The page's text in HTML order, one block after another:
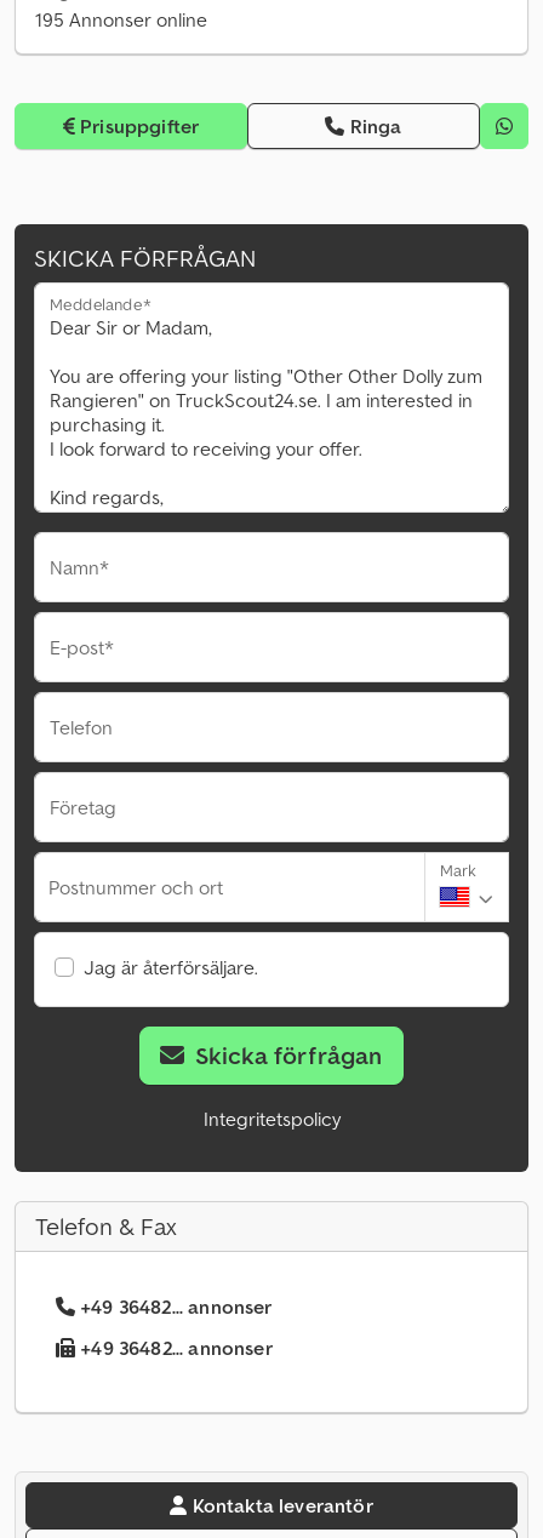
195 Annonser online
Prisuppgifter Ringa
SKICKA FÖRFRÅGAN
Meddelande*
Namn*
E-post*
Telefon
Företag
Postnummer och ort
Mark
Jag är återförsäljare.
Skicka förfrågan
Integritetspolicy
Telefon & Fax
+49 36482... annonser
+49 36482... annonser
Kontakta leverantör